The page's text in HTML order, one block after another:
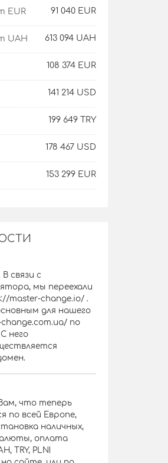
EUR 91 040 EUR
UAH 613 094 UAH
108 374 EUR
141 214 USD
199 649 TRY
178 467 USD
153 299 EUR
связи с
мы переехали
master-change.io/ .
для нашего
по
него
что теперь
по всей Европе,
наличных,
оплата
TRY, PLN!